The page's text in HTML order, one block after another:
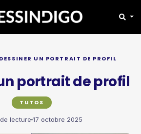
DESSINER UN PORTRAIT DE PROFIL
portrait de profil
TUTOS
lecture 17 octobre 2025